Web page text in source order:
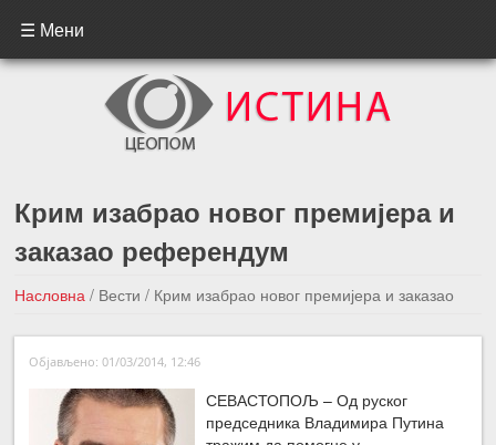
☰ Мени
Крим изабрао новог премијера и
заказао референдум
Насловна / Вести/ Крим изабрао новог премијера и заказао
референдум
←Претходна вест
Објављено: 01/03/2014, 12:46
СЕВАСТОПОЉ – Од руског
председника Владимира Путина